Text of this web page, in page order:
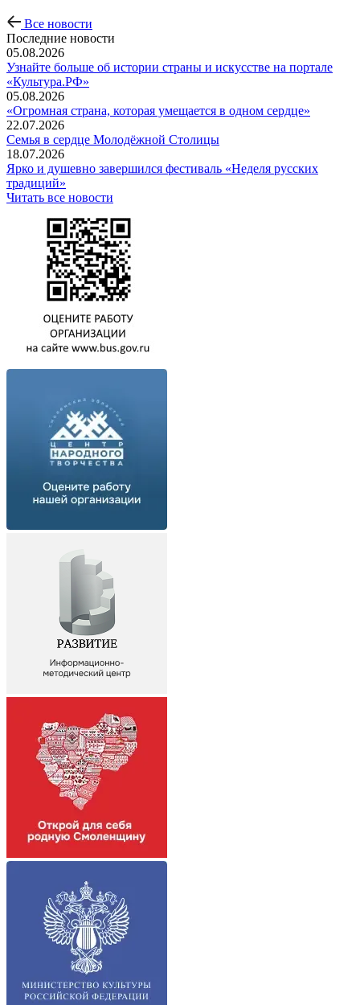
Все новости
Последние новости
05.08.2026
Узнайте больше об истории страны и искусстве на портале
«Культура.РФ»
05.08.2026
«Огромная страна, которая умещается в одном сердце»
22.07.2026
Семья в сердце Молодёжной Столицы
18.07.2026
Ярко и душевно завершился фестиваль «Неделя русских
традиций»
Читать все новости